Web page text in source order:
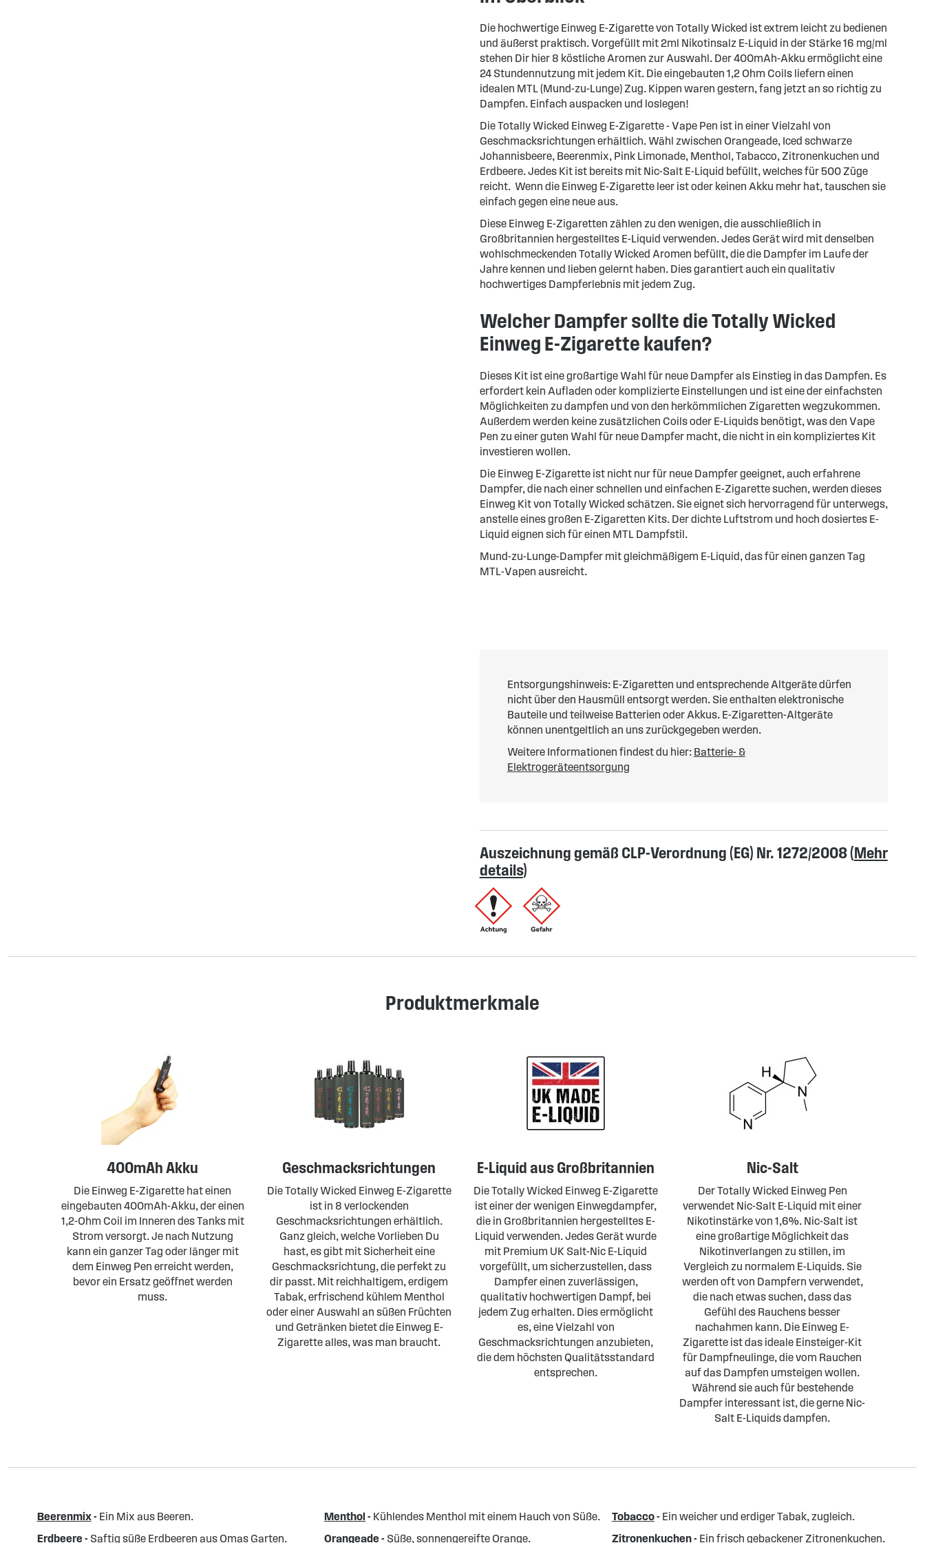
Die hochwertige Einweg E-Zigarette von Totally Wicked ist extrem leicht zu bedienen
und äußerst praktisch. Vorgefüllt mit 2ml Nikotinsalz E-Liquid in der Stärke 16 mg/ml
stehen Dir hier 8 köstliche Aromen zur Auswahl. Der 400mAh-Akku ermöglicht eine
24 Stundennutzung mit jedem Kit. Die eingebauten 1,2 Ohm Coils liefern einen
idealen MTL (Mund-zu-Lunge) Zug. Kippen waren gestern, fang jetzt an so richtig zu
Dampfen. Einfach auspacken und loslegen!
Die Totally Wicked Einweg E-Zigarette - Vape Pen ist in einer Vielzahl von
Geschmacksrichtungen erhältlich. Wähl zwischen Orangeade, Iced schwarze
Johannisbeere, Beerenmix, Pink Limonade, Menthol, Tabacco, Zitronenkuchen und
Erdbeere. Jedes Kit ist bereits mit Nic-Salt E-Liquid befüllt, welches für 500 Züge
reicht. Wenn die Einweg E-Zigarette leer ist oder keinen Akku mehr hat, tauschen sie
einfach gegen eine neue aus.
Diese Einweg E-Zigaretten zählen zu den wenigen, die ausschließlich in
Großbritannien hergestelltes E-Liquid verwenden. Jedes Gerät wird mit denselben
wohlschmeckenden Totally Wicked Aromen befüllt, die die Dampfer im Laufe der
Jahre kennen und lieben gelernt haben. Dies garantiert auch ein qualitativ
hochwertiges Dampferlebnis mit jedem Zug.
Welcher Dampfer sollte die Totally Wicked
Einweg E-Zigarette kaufen?
Dieses Kit ist eine großartige Wahl für neue Dampfer als Einstieg in das Dampfen. Es
erfordert kein Aufladen oder komplizierte Einstellungen und ist eine der einfachsten
Möglichkeiten zu dampfen und von den herkömmlichen Zigaretten wegzukommen.
Außerdem werden keine zusätzlichen Coils oder E-Liquids benötigt, was den Vape
Pen zu einer guten Wahl für neue Dampfer macht, die nicht in ein kompliziertes Kit
investieren wollen.
Die Einweg E-Zigarette ist nicht nur für neue Dampfer geeignet, auch erfahrene
Dampfer, die nach einer schnellen und einfachen E-Zigarette suchen, werden dieses
Einweg Kit von Totally Wicked schätzen. Sie eignet sich hervorragend für unterwegs,
anstelle eines großen E-Zigaretten Kits. Der dichte Luftstrom und hoch dosiertes E-
Liquid eignen sich für einen MTL Dampfstil.
Mund-zu-Lunge-Dampfer mit gleichmäßigem E-Liquid, das für einen ganzen Tag
MTL-Vapen ausreicht.
Entsorgungshinweis: E-Zigaretten und entsprechende Altgeräte dürfen
nicht über den Hausmüll entsorgt werden. Sie enthalten elektronische
Bauteile und teilweise Batterien oder Akkus. E-Zigaretten-Altgeräte
können unentgeltlich an uns zurückgegeben werden.
Weitere Informationen findest du hier: Batterie- &
Elektrogeräteentsorgung
Auszeichnung gemäß CLP-Verordnung (EG) Nr. 1272/2008 (Mehr
details)
Produktmerkmale
400mAh Akku
Die Einweg E-Zigarette hat einen
eingebauten 400mAh-Akku, der einen
1,2-Ohm Coil im Inneren des Tanks mit
Strom versorgt. Je nach Nutzung
kann ein ganzer Tag oder länger mit
dem Einweg Pen erreicht werden,
bevor ein Ersatz geöffnet werden
muss.
Geschmacksrichtungen
Die Totally Wicked Einweg E-Zigarette
ist in 8 verlockenden
Geschmacksrichtungen erhältlich.
Ganz gleich, welche Vorlieben Du
hast, es gibt mit Sicherheit eine
Geschmacksrichtung, die perfekt zu
dir passt. Mit reichhaltigem, erdigem
Tabak, erfrischend kühlem Menthol
oder einer Auswahl an süßen Früchten
und Getränken bietet die Einweg E-
Zigarette alles, was man braucht.
E-Liquid aus Großbritannien
Die Totally Wicked Einweg E-Zigarette
ist einer der wenigen Einwegdampfer,
die in Großbritannien hergestelltes E-
Liquid verwenden. Jedes Gerät wurde
mit Premium UK Salt-Nic E-Liquid
vorgefüllt, um sicherzustellen, dass
Dampfer einen zuverlässigen,
qualitativ hochwertigen Dampf, bei
jedem Zug erhalten. Dies ermöglicht
es, eine Vielzahl von
Geschmacksrichtungen anzubieten,
die dem höchsten Qualitätsstandard
entsprechen.
Nic-Salt
Der Totally Wicked Einweg Pen
verwendet Nic-Salt E-Liquid mit einer
Nikotinstärke von 1,6%. Nic-Salt ist
eine großartige Möglichkeit das
Nikotinverlangen zu stillen, im
Vergleich zu normalem E-Liquids. Sie
werden oft von Dampfern verwendet,
die nach etwas suchen, dass das
Gefühl des Rauchens besser
nachahmen kann. Die Einweg E-
Zigarette ist das ideale Einsteiger-Kit
für Dampfneulinge, die vom Rauchen
auf das Dampfen umsteigen wollen.
Während sie auch für bestehende
Dampfer interessant ist, die gerne Nic-
Salt E-Liquids dampfen.
Beerenmix- Ein Mix aus Beeren.
Erdbeere- Saftig süße Erdbeeren aus Omas Garten.
Menthol - Kühlendes Menthol mit einem Hauch von Süße.
Orangeade- Süße, sonnengereifte Orange.
Tobacco- Ein weicher und erdiger Tabak, zugleich.
Zitronenkuchen- Ein frisch gebackener Zitronenkuchen.